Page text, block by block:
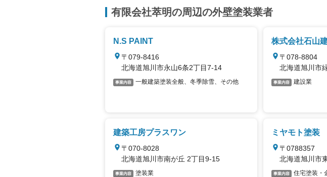
有限会社萃明の周辺の外壁塗装業者
N.S PAINT
〒079-8416
北海道旭川市永山6条2丁目7-14
事業内容 一般建築塗装全般、冬季除雪、その他
株式会社石山
〒078-8804
北海道旭川市
事業内容 建設業
建築工房プラスワン
〒070-8028
北海道旭川市南が丘 2丁目9-15
事業内容 塗装業
ミヤモト塗装
〒0788357
北海道旭川市
事業内容 住宅塗装・